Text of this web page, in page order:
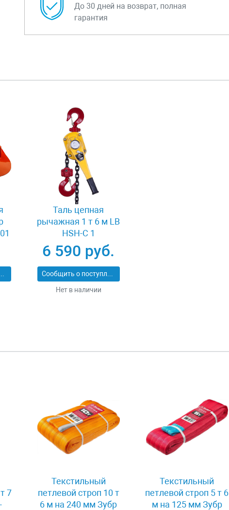
До 30 дней на возврат, полная
гарантия
поступлении
Таль цепная
рычажная 1 т 6 м LB
HSH-C 1
6 590 руб.
Сообщить о поступлении
Нет в наличии
7
Текстильный
петлевой строп 10 т
6 м на 240 мм Зубр
Текстильный
петлевой строп 5 т 6
м на 125 мм Зубр